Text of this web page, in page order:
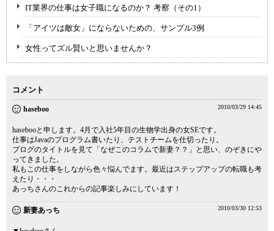
IT業界の仕事は女子職になるのか？ 考察（その1）
「アイツは敵女」にならないための、サンプル3例
女性ってズル賢いと思いませんか？
コメント
haseboo 2010/03/29 14:45
hasebooと申します。4月で入社5年目の生物学出身の女SEです。
仕事はJavaのプログラム書いたり、テストチームを仕切ったり。
ブログのタイトルを見て「なぜこのコラムで新妻？？」と思い、のぞきにや
ってきました。
私もこの仕事をしながら色々悩んでます。最近はステップアップの転職も考
えたり・・・
あっちさんのこれからの記事楽しみにしています！
新妻あっち 2010/03/30 12:53